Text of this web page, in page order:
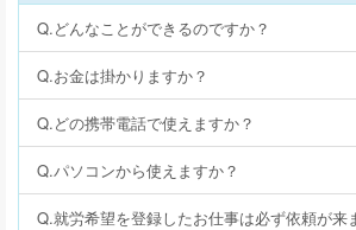
Q.どんなことができるのですか？
Q.お金は掛かりますか？
Q.どの携帯電話で使えますか？
Q.パソコンから使えますか？
Q.就労希望を登録したお仕事は必ず依頼が来